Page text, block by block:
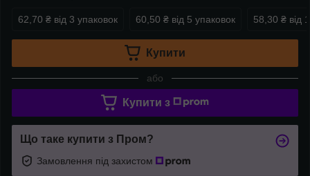
62,70 ₴ від 3 упаковок 60,50 ₴ від 5 упаковок 58,30 ₴ від
Купити
або
Купити з
Що таке купити з Пром?
Замовлення під захистом